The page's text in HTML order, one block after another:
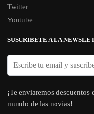
Twitter
Youtube
SUSCRIBETE A LA
¡Te enviaremos
mundo de las novias!